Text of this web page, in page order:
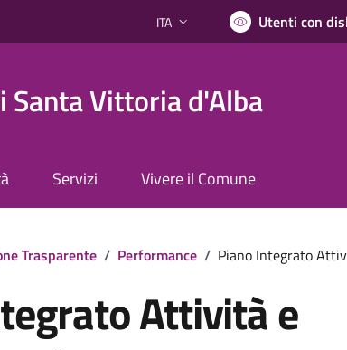
Lingua attiva:
ITA Utenti con
Santa Vittoria d'Alba
Servizi Vivere il Comune
Trasparente / Performance / Piano Integrato
Attività e